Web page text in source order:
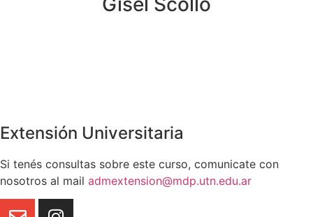
Extensión Universitaria
Si tenés consultas sobre este curso, comunicate con
nosotros al mail admextension@mdp.utn.edu.ar